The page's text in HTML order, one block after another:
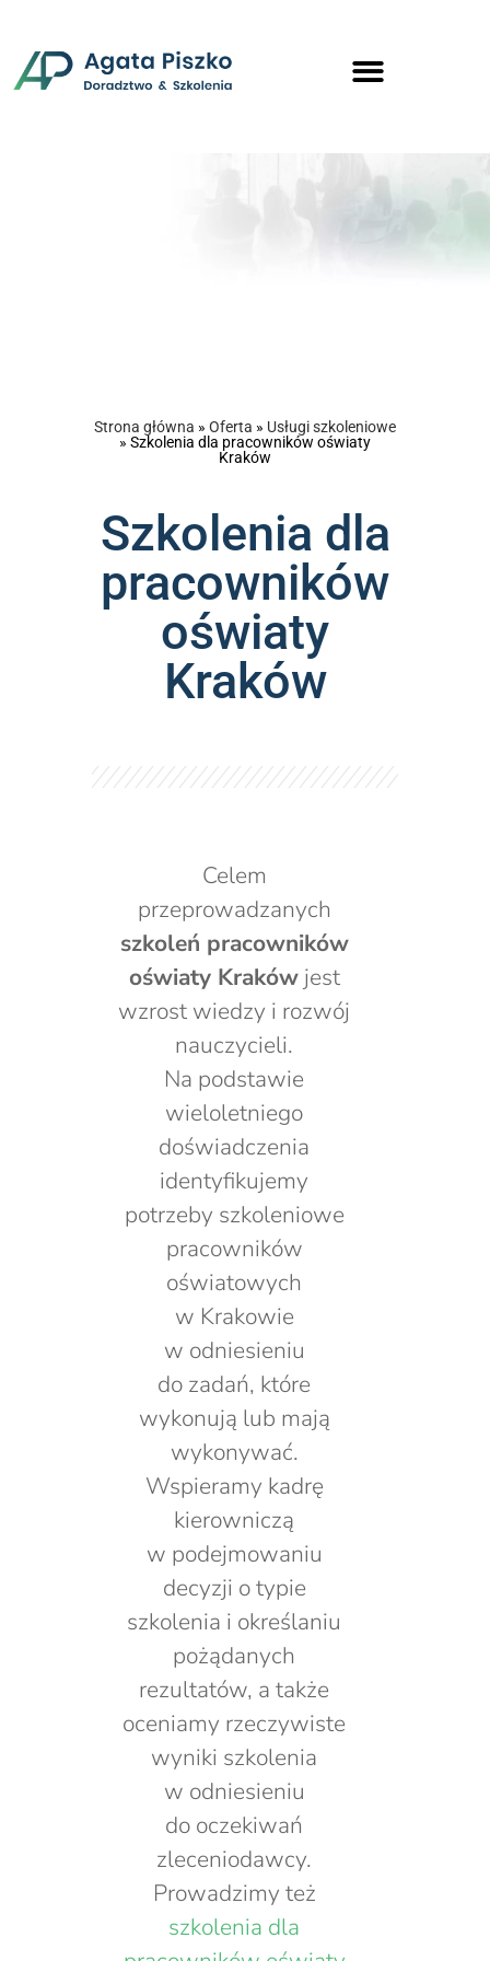
Strona główna » Oferta » Usługi szkoleniowe
» Szkolenia dla pracowników oświaty
Kraków
Szkolenia dla
pracowników
oświaty
Kraków
Celem
przeprowadzanych
szkoleń pracowników
oświaty Krakówjest
wzrost wiedzy i rozwój
nauczycieli.
Na podstawie
wieloletniego
doświadczenia
identyfikujemy
potrzeby szkoleniowe
pracowników
oświatowych
w Krakowie
w odniesieniu
do zadań, które
wykonują lub mają
wykonywać.
Wspieramy kadrę
kierowniczą
w podejmowaniu
decyzji o typie
szkolenia i określaniu
pożądanych
rezultatów, a także
oceniamy rzeczywiste
wyniki szkolenia
w odniesieniu
do oczekiwań
zleceniodawcy.
Prowadzimy też
szkolenia dla